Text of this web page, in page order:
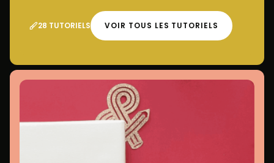
28 TUTORIELS VOIR TOUS LES TUTORIELS